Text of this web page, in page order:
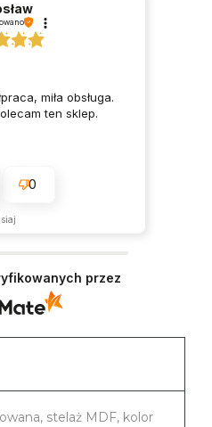
miła obsługa.
ten sklep.
0
przez
stelaż MDF, kolor